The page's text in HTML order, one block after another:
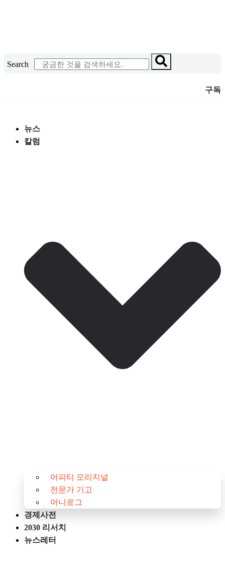
건
Search
구독
뉴스
칼럼
어피티 오리지널
전문가 기고
머니로그
경제사전
2030 리서치
뉴스레터